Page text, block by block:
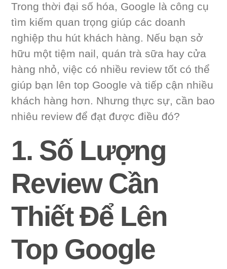
Trong thời đại số hóa, Google là công cụ
tìm kiếm quan trọng giúp các doanh
nghiệp thu hút khách hàng. Nếu bạn sở
hữu một tiệm nail, quán trà sữa hay cửa
hàng nhỏ, việc có nhiều review tốt có thể
giúp bạn lên top Google và tiếp cận nhiều
khách hàng hơn. Nhưng thực sự, cần bao
nhiêu review để đạt được điều đó?
1. Số Lượng
Review Cần
Thiết Để Lên
Top Google